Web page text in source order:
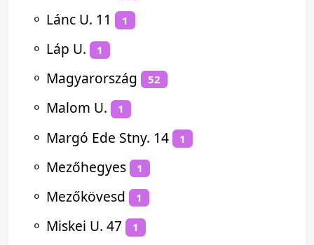
⚬ Lánc U. 11 1
⚬ Láp U. 1
⚬ Magyarország 52
⚬ Malom U. 1
⚬ Margó Ede Stny. 14 1
⚬ Mezőhegyes 1
⚬ Mezőkövesd 1
⚬ Miskei U. 47 1